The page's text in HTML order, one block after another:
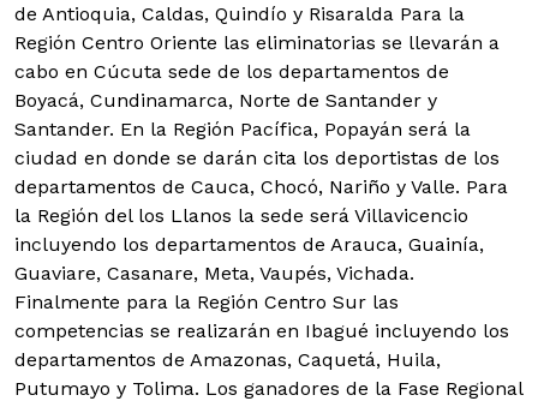
de Antioquia, Caldas, Quindío y Risaralda Para la
Región Centro Oriente las eliminatorias se llevarán a
cabo en Cúcuta sede de los departamentos de
Boyacá, Cundinamarca, Norte de Santander y
Santander. En la Región Pacífica, Popayán será la
ciudad en donde se darán cita los deportistas de los
departamentos de Cauca, Chocó, Nariño y Valle. Para
la Región del los Llanos la sede será Villavicencio
incluyendo los departamentos de Arauca, Guainía,
Guaviare, Casanare, Meta, Vaupés, Vichada.
Finalmente para la Región Centro Sur las
competencias se realizarán en Ibagué incluyendo los
departamentos de Amazonas, Caquetá, Huila,
Putumayo y Tolima. Los ganadores de la Fase Regional